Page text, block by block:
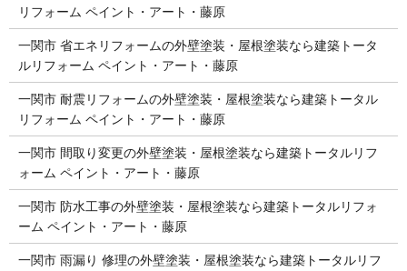
リフォーム ペイント・アート・藤原
一関市 省エネリフォームの外壁塗装・屋根塗装なら建築トータ
ルリフォーム ペイント・アート・藤原
一関市 耐震リフォームの外壁塗装・屋根塗装なら建築トータル
リフォーム ペイント・アート・藤原
一関市 間取り変更の外壁塗装・屋根塗装なら建築トータルリフ
ォーム ペイント・アート・藤原
一関市 防水工事の外壁塗装・屋根塗装なら建築トータルリフォ
ーム ペイント・アート・藤原
一関市 雨漏り 修理の外壁塗装・屋根塗装なら建築トータルリフ